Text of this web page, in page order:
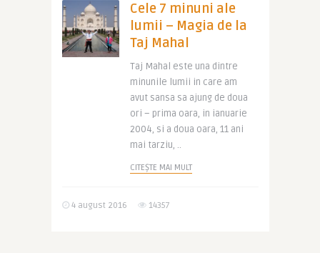
Cele 7 minuni ale
lumii – Magia de la
Taj Mahal
Taj Mahal este una dintre
minunile lumii in care am
avut sansa sa ajung de doua
ori – prima oara, in ianuarie
2004, si a doua oara, 11 ani
mai tarziu, ..
CITEȘTE MAI MULT
4 august 2016 14357